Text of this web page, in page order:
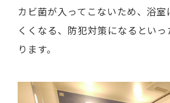
カビ菌が入ってこないため、浴
くくなる、防犯対策になるとい
ります。